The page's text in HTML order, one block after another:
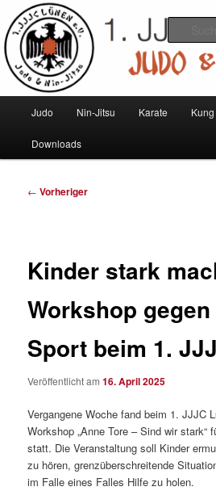
primären
Inhalt
springen1. JJJC Lünen e.V.
Judo und Ninjitsu
Judo Nin-Jitsu Karate
Downloads
Beitragsnavigation
← Vorheriger
Kinder stark
Workshop
Sport beim 1.
Veröffentlicht am16. April 2025
Vergangene Woche fand beim 1. JJJC
Workshop „Anne Tore – Sind wir stark“
statt. Die Veranstaltung soll Kinder
zu hören, grenzüberschreitende
im Falle eines Falles Hilfe zu holen.